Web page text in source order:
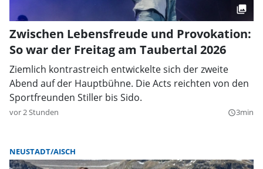
Zwischen Lebensfreude und Provokation:
So war der Freitag am Taubertal 2026
Ziemlich kontrastreich entwickelte sich der zweite
Abend auf der Hauptbühne. Die Acts reichten von den
Sportfreunden Stiller bis Sido.
vor 2 Stunden query_builder3min
NEUSTADT/AISCH